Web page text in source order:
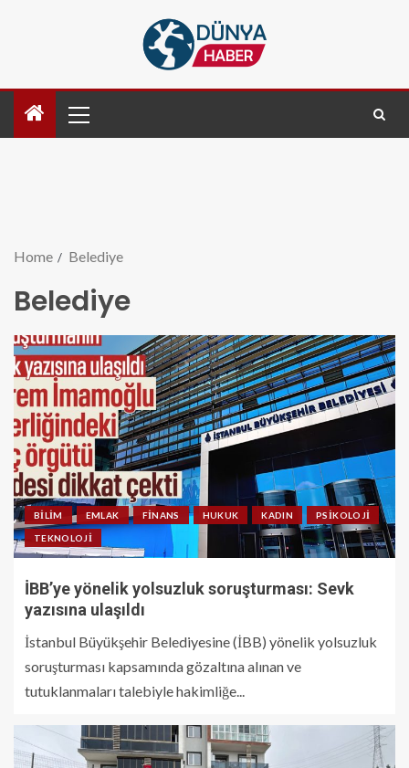
Home Belediye
Belediye
BILIM EMLAK FINANS HUKUK KADIN PSIKOLOJI
TEKNOLOJI
İBB’ye yönelik yolsuzluk soruşturması: Sevk
yazısına ulaşıldı
İstanbul Büyükşehir Belediyesine (İBB) yönelik yolsuzluk
soruşturması kapsamında gözaltına alınan ve
tutuklanmaları talebiyle hakimliğe...